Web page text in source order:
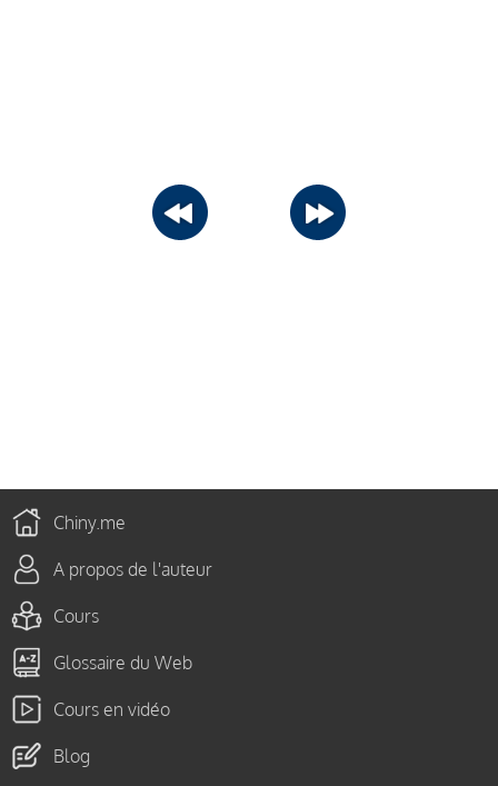
Chiny.me
A propos de l'auteur
Cours
Glossaire du Web
Cours en vidéo
Blog